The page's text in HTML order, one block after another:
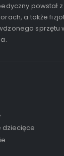
powstał
a także
dziecięce